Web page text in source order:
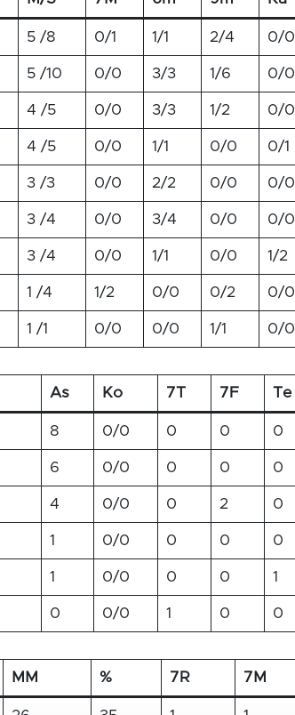
5 /8 0/1 1/1 2/4 0/0
5 /10 0/0 3/3 1/6 0/0
4 /5 0/0 3/3 1/2 0/0
4 /5 0/0 1/1 0/0 0/1
3 /3 0/0 2/2 0/0 0/0
3 /4 0/0 3/4 0/0 0/0
3 /4 0/0 1/1 0/0 1/2
1 /4 1/2 0/0 0/2 0/0
1 /1 0/0 0/0 1/1 0/0
As Ko 7T 7F Te
8 0/0 0 0 0
6 0/0 0 0 0
4 0/0 0 2 0
1 0/0 0 0 0
1 0/0 0 0 1
0 0/0 1 0 0
MM % 7R 7M